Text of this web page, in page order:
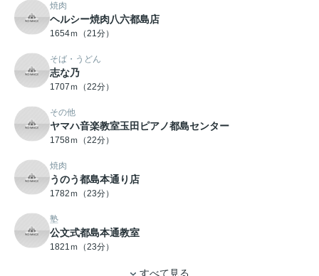
焼肉
ヘルシー焼肉八六都島店
1654ｍ（21分）
そば・うどん
志な乃
1707ｍ（22分）
その他
ヤマハ音楽教室玉田ピアノ都島センター
1758ｍ（22分）
焼肉
うのう都島本通り店
1782ｍ（23分）
塾
公文式都島本通教室
1821ｍ（23分）
すべて見る